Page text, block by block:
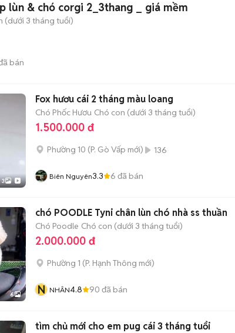
lùn & chó corgi 2_3thang _ giá mềm
(dưới 3 tháng tuổi)
bán
3
Fox hươu cái 2 tháng màu loang
Chó Phốc Hươu Chó con (dưới 3 tháng tuổi)
1.500.000 đ
Phường 10 (P. Gò Vấp mới) 136
Biên Nguyên3.3 6 đã bán
6
chó POODLE Tyni chân lùn chó nhà ss thuần
Chó Poodle Chó con (dưới 3 tháng tuổi)
2.000.000 đ
Phường 1 (P. Hạnh Thông mới)
N NHÂN4.8 90 đã bán
tìm chủ mới cho em pug cái 3 tháng tuổi